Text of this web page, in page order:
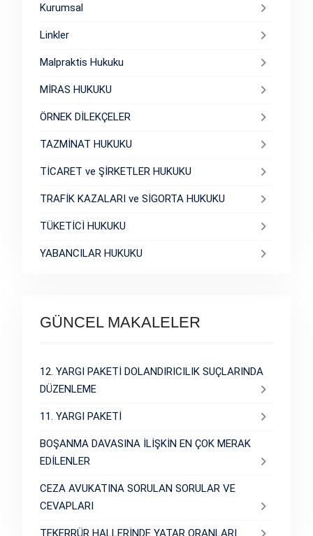
Kurumsal
Linkler
Malpraktis Hukuku
MİRAS HUKUKU
ÖRNEK DİLEKÇELER
TAZMİNAT HUKUKU
TİCARET ve ŞİRKETLER HUKUKU
TRAFİK KAZALARI ve SİGORTA HUKUKU
TÜKETİCİ HUKUKU
YABANCILAR HUKUKU
GÜNCEL MAKALELER
12. YARGI PAKETİ DOLANDIRICILIK SUÇLARINDA
DÜZENLEME
11. YARGI PAKETİ
BOŞANMA DAVASINA İLİŞKİN EN ÇOK MERAK
EDİLENLER
CEZA AVUKATINA SORULAN SORULAR VE
CEVAPLARI
TEKERRÜR HALLERİNDE YATAR ORANLARI